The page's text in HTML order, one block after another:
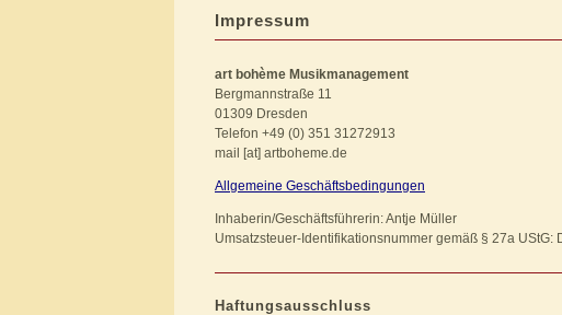
Impressum
art bohème Musikmanagement
Bergmannstraße 11
01309 Dresden
Telefon +49 (0) 351 31272913
mail [at] artboheme.de
Allgemeine Geschäftsbedingungen
Inhaberin/Geschäftsführerin: Antje Müller
Umsatzsteuer-Identifikationsnummer gemäß § 27a UStG:
Haftungsausschluss